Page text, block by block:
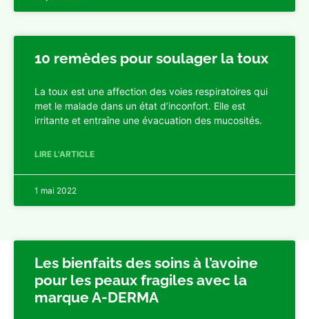
10 remèdes pour soulager la toux
La toux est une affection des voies respiratoires qui
met le malade dans un état d’inconfort. Elle est
irritante et entraîne une évacuation des mucosités.
LIRE L'ARTICLE
1 mai 2022
Les bienfaits des soins à l’avoine
pour les peaux fragiles avec la
marque A-DERMA